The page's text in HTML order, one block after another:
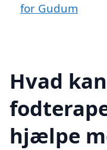
for Gudum
Hvad
hjælpe